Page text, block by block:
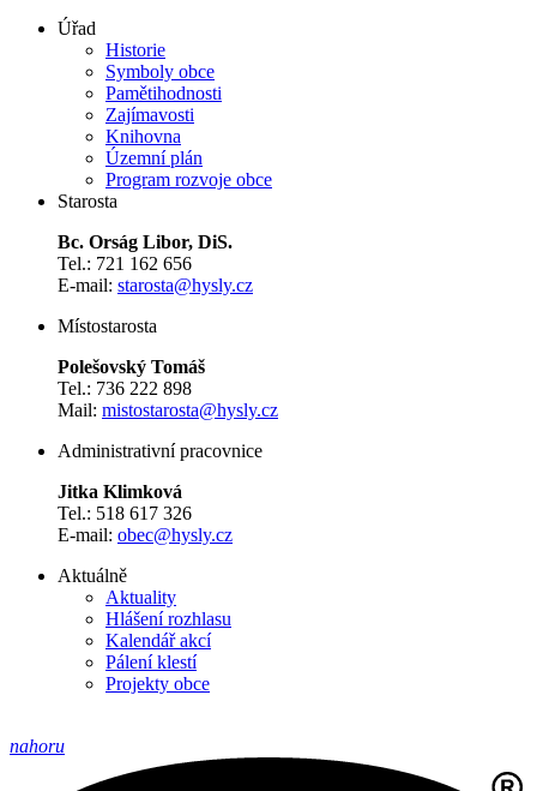
Úřad
Historie
Symboly obce
Pamětihodnosti
Zajímavosti
Knihovna
Územní plán
Program rozvoje obce
Starosta
Bc. Orság Libor, DiS.
Tel.: 721 162 656
E-mail: starosta@hysly.cz
​​​​​​​Místostarosta
Polešovský Tomáš
Tel.: 736 222 898
Mail: mistostarosta@hysly.cz
Administrativní pracovnice
Jitka Klimková
Tel.: 518 617 326
E-mail: obec@hysly.cz
Aktuálně
Aktuality
Hlášení rozhlasu
Kalendář akcí
Pálení klestí
Projekty obce
nahoru